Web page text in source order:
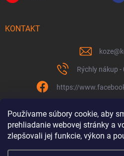
Používame súbory cookie, aby
prehliadanie webovej stránky a
zlepšovali jej funkcie, výkon a
KONTAKT
koze@
Rýchly nákup
https://